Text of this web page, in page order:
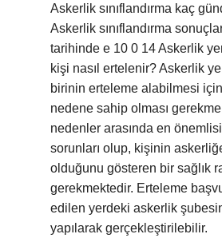
Askerlik sınıflandırma kaç
Askerlik sınıflandırma
tarihinde e 10 0 14 Askerlik
kişi nasıl ertelenir? Askerlik
birinin erteleme alabilmesi
nedene sahip olması
nedenler arasında en
sorunları olup, kişinin
olduğunu gösteren bir sağlık
gerekmektedir. Erteleme
edilen yerdeki askerlik
yapılarak gerçekleştirilebilir.